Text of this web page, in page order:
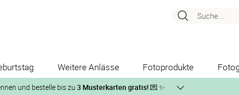
Suche...
Weitere Anlässe Fotoprodukte
und bestelle bis zu 3 Musterkarten gratis! 💌 ✨